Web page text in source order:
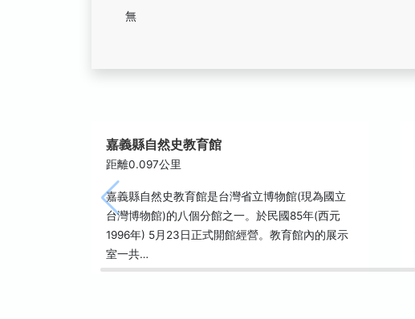
無
嘉義縣自然史教育館
距離0.097公里
嘉義縣自然史教育館是台灣省立博物館(現為國立
台灣博物館)的八個分館之一。於民國85年(西元
1996年) 5月23日正式開館經營。教育館內的展示
室一共…